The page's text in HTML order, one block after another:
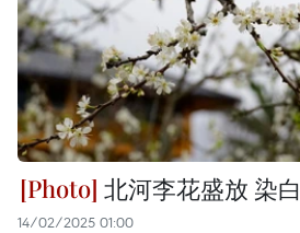
北河李花盛放 染
14/02/2025 01:00